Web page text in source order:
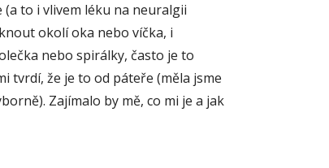
(a to i vlivem léku na neuralgii
okolí oka nebo víčka, i
nebo spirálky, často je to
tvrdí, že je to od páteře (měla jsme
Zajímalo by mě, co mi je a jak